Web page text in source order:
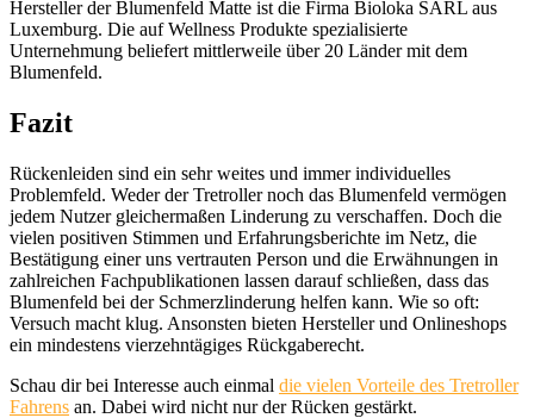
Hersteller der Blumenfeld Matte ist die Firma Bioloka SARL aus
Luxemburg. Die auf Wellness Produkte spezialisierte
Unternehmung beliefert mittlerweile über 20 Länder mit dem
Blumenfeld.
Fazit
Rückenleiden sind ein sehr weites und immer individuelles
Problemfeld. Weder der Tretroller noch das Blumenfeld vermögen
jedem Nutzer gleichermaßen Linderung zu verschaffen. Doch die
vielen positiven Stimmen und Erfahrungsberichte im Netz, die
Bestätigung einer uns vertrauten Person und die Erwähnungen in
zahlreichen Fachpublikationen lassen darauf schließen, dass das
Blumenfeld bei der Schmerzlinderung helfen kann. Wie so oft:
Versuch macht klug. Ansonsten bieten Hersteller und Onlineshops
ein mindestens vierzehntägiges Rückgaberecht.
Schau dir bei Interesse auch einmal die vielen Vorteile des Tretroller
Fahrens an. Dabei wird nicht nur der Rücken gestärkt.